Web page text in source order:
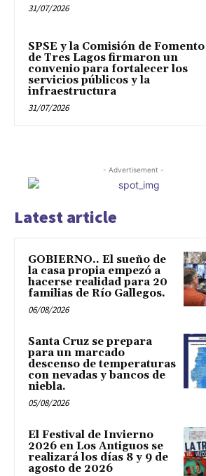
31/07/2026
SPSE y la Comisión de Fomento
de Tres Lagos firmaron un
convenio para fortalecer los
servicios públicos y la
infraestructura
31/07/2026
- Advertisement -
Latest article
GOBIERNO.. El sueño de
la casa propia empezó a
hacerse realidad para 20
familias de Río Gallegos.
06/08/2026
Santa Cruz se prepara
para un marcado
descenso de temperaturas
con nevadas y bancos de
niebla.
05/08/2026
El Festival de Invierno
2026 en Los Antiguos se
realizará los días 8 y 9 de
agosto de 2026